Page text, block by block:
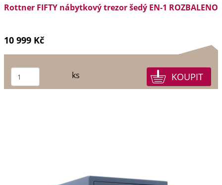
Rottner FIFTY nábytkový trezor šedý EN-1 ROZBALENO
10 999 Kč
ks